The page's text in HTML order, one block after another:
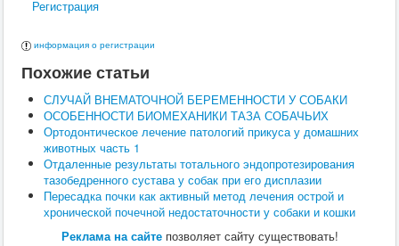
Поведение
Кошки
Ветеринария
Хирургия
Терапия
Заразные заболевания
Инфекционные заболевания
Инвазионные заболевания
Кормление
Поведение
Воспроизводство
Птицы
Ветеринария
Регистрация
информация о регистрации
Похожие статьи
СЛУЧАЙ ВНЕМАТОЧНОЙ БЕРЕМЕННОСТИ У СОБАКИ
ОСОБЕННОСТИ БИОМЕХАНИКИ ТАЗА СОБАЧЬИХ
Ортодонтическое лечение патологий прикуса у домашних
животных часть 1
Отдаленные результаты тотального эндопротезирования
тазобедренного сустава у собак при его дисплазии
Пересадка почки как активный метод лечения острой и
хронической почечной недостаточности у собаки и кошки
Реклама на сайтепозволяет сайту существовать!